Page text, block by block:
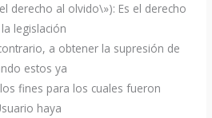
derecho al olvido\»): Es el derecho
legislación
a obtener la supresión de
estos ya
fines para los cuales fueron
haya